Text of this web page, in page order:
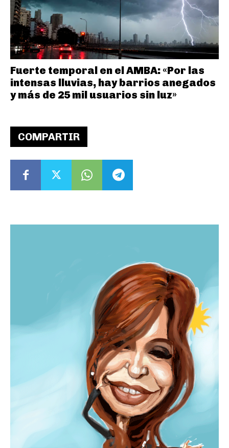
COMPARTIR
Fuerte temporal en el AMBA: «Por las
intensas lluvias, hay barrios anegados
y más de 25 mil usuarios sin luz»